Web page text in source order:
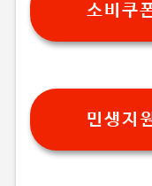
소비쿠
민생지